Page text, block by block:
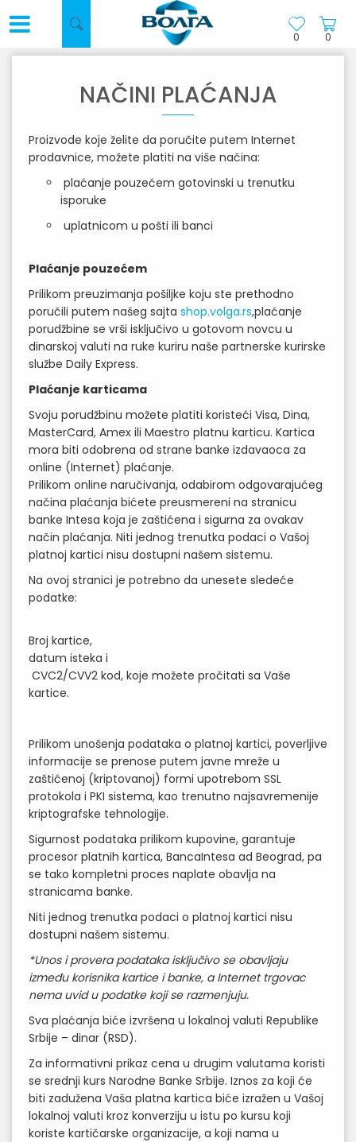
0
0
NAČINI PLAĆANJA
Proizvode koje želite da poručite putem Internet
prodavnice, možete platiti na više načina:
plaćanje pouzećem gotovinski u trenutku
isporuke
uplatnicom u pošti ili banci
Plaćanje pouzećem
Prilikom preuzimanja pošiljke koju ste prethodno
poručili putem našeg sajta shop.volga.rs,plaćanje
porudžbine se vrši isključivo u gotovom novcu u
dinarskoj valuti na ruke kuriru naše partnerske kurirske
službe Daily Express.
Plaćanje karticama
Svoju porudžbinu možete platiti koristeći Visa, Dina,
MasterCard, Amex ili Maestro platnu karticu. Kartica
mora biti odobrena od strane banke izdavaoca za
online (Internet) plaćanje.
Prilikom online naručivanja, odabirom odgovarajućeg
načina plaćanja bićete preusmereni na stranicu
banke Intesa koja je zaštićena i sigurna za ovakav
način plaćanja. Niti jednog trenutka podaci o Vašoj
platnoj kartici nisu dostupni našem sistemu.
Na ovoj stranici je potrebno da unesete sledeće
podatke:
Broj kartice,
datum isteka i
CVC2/CVV2 kod, koje možete pročitati sa Vaše
kartice.
Prilikom unošenja podataka o platnoj kartici, poverljive
informacije se prenose putem javne mreže u
zaštićenoj (kriptovanoj) formi upotrebom SSL
protokola i PKI sistema, kao trenutno najsavremenije
kriptografske tehnologije.
Sigurnost podataka prilikom kupovine, garantuje
procesor platnih kartica, BancaIntesa ad Beograd, pa
se tako kompletni proces naplate obavlja na
stranicama banke.
Niti jednog trenutka podaci o platnoj kartici nisu
dostupni našem sistemu.
*Unos i provera podataka isključivo se obavljaju
između korisnika kartice i banke, a Internet trgovac
nema uvid u podatke koji se razmenjuju.
Sva plaćanja biće izvršena u lokalnoj valuti Republike
Srbije – dinar (RSD).
Za informativni prikaz cena u drugim valutama koristi
se srednji kurs Narodne Banke Srbije. Iznos za koji će
biti zadužena Vaša platna kartica biće izražen u Vašoj
lokalnoj valuti kroz konverziju u istu po kursu koji
koriste kartičarske organizacije, a koji nama u